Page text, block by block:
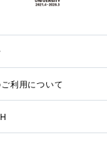
利用について